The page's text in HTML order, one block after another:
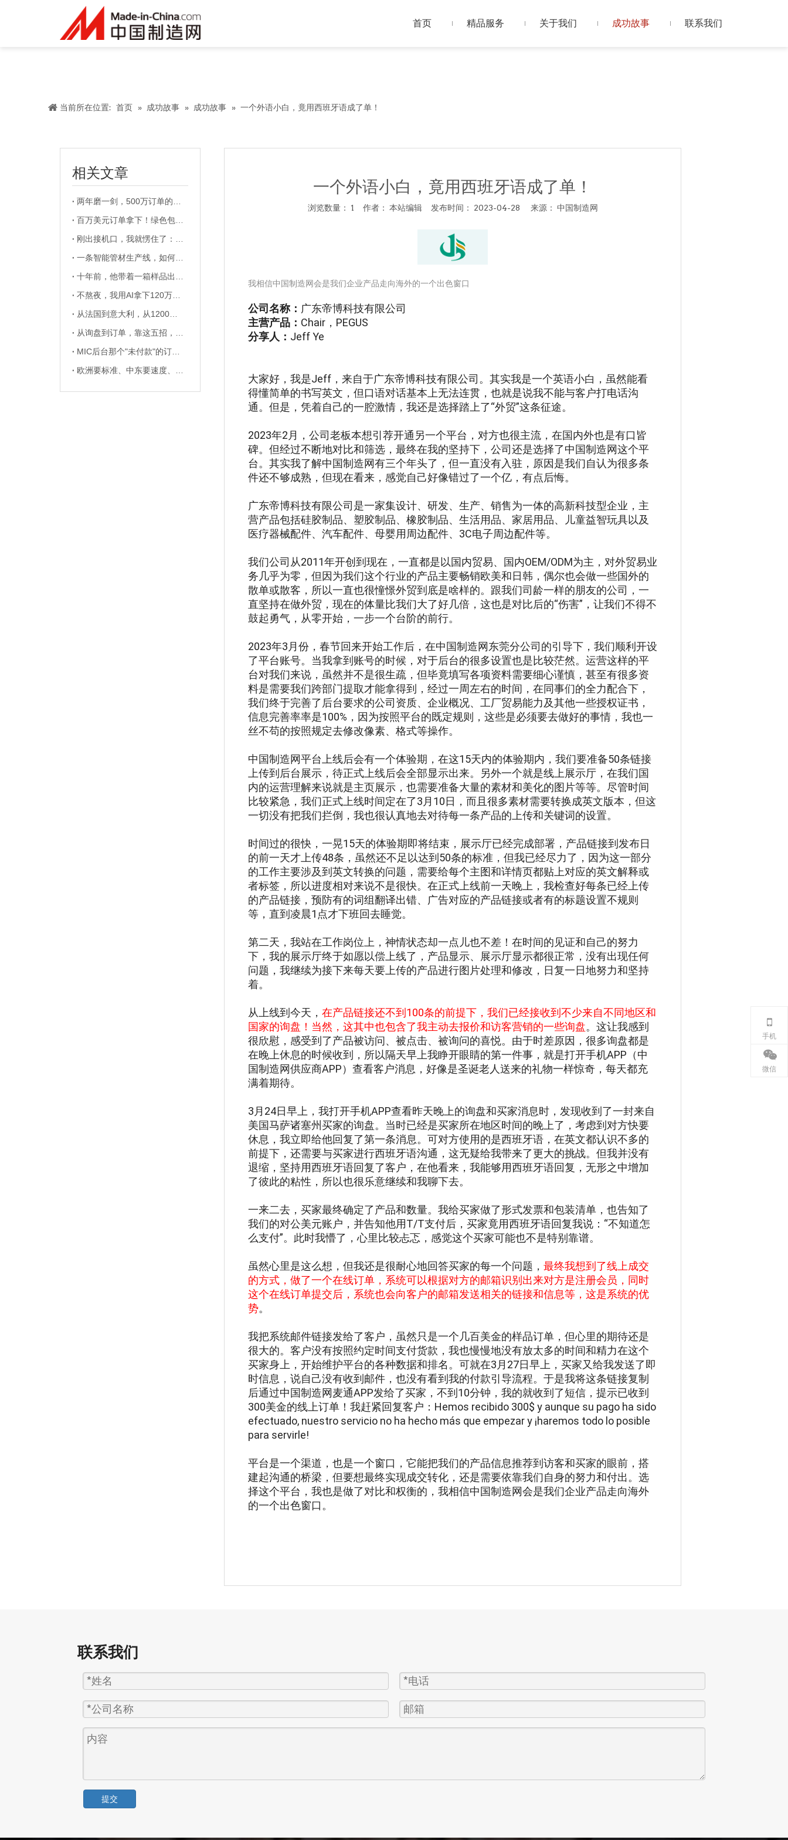
首页 精品服务 关于我们 成功故事 联系我们
当前所在位置: 首页 » 成功故事 » 成功故事 » 一个外语小白，竟用西班牙语成了单！
相关文章
一个外语小白，竟用西班牙语成了单！
浏览数量： 1 作者： 本站编辑 发布时间： 2023-04-28 来源： 中国制造网
我相信中国制造网会是我们企业产品走向海外的一个出色窗口
公司名称： 广东帝博科技有限公司
主营产品： Chair，PEGUS
分享人： Jeff Ye
大家好，我是Jeff，来自于广东帝博科技有限公司。其实我是一个英语小白，虽然能看
得懂简单的书写英文，但口语对话基本上无法连贯，也就是说我不能与客户打电话沟
通。但是，凭着自己的一腔激情，我还是选择踏上了“外贸”这条征途。
2023年2月，公司老板本想引荐开通另一个平台，对方也很主流，在国内外也是有口皆
碑。但经过不断地对比和筛选，最终在我的坚持下，公司还是选择了中国制造网这个平
台。其实我了解中国制造网有三个年头了，但一直没有入驻，原因是我们自认为很多条
件还不够成熟，但现在看来，感觉自己好像错过了一个亿，有点后悔。
广东帝博科技有限公司是一家集设计、研发、生产、销售为一体的高新科技型企业，主
营产品包括硅胶制品、塑胶制品、橡胶制品、生活用品、家居用品、儿童益智玩具以及
医疗器械配件、汽车配件、母婴用周边配件、3C电子周边配件等。
我们公司从2011年开创到现在，一直都是以国内贸易、国内OEM/ODM为主，对外贸易业
务几乎为零，但因为我们这个行业的产品主要畅销欧美和日韩，偶尔也会做一些国外的
散单或散客，所以一直也很憧憬外贸到底是啥样的。跟我们司龄一样的朋友的公司，一
直坚持在做外贸，现在的体量比我们大了好几倍，这也是对比后的“伤害”，让我们不得不
鼓起勇气，从零开始，一步一个台阶的前行。
2023年3月份，春节回来开始工作后，在中国制造网东莞分公司的引导下，我们顺利开设
了平台账号。当我拿到账号的时候，对于后台的很多设置也是比较茫然。运营这样的平
台对我们来说，虽然并不是很生疏，但毕竟填写各项资料需要细心谨慎，甚至有很多资
料是需要我们跨部门提取才能拿得到，经过一周左右的时间，在同事们的全力配合下，
我们终于完善了后台要求的公司资质、企业概况、工厂贸易能力及其他一些授权证书，
信息完善率率是100%，因为按照平台的既定规则，这些是必须要去做好的事情，我也一
丝不苟的按照规定去修改像素、格式等操作。
中国制造网平台上线后会有一个体验期，在这15天内的体验期内，我们要准备50条链接
上传到后台展示，待正式上线后会全部显示出来。另外一个就是线上展示厅，在我们国
内的运营理解来说就是主页展示，也需要准备大量的素材和美化的图片等等。尽管时间
比较紧急，我们正式上线时间定在了3月10日，而且很多素材需要转换成英文版本，但这
一切没有把我们拦倒，我也很认真地去对待每一条产品的上传和关键词的设置。
时间过的很快，一晃15天的体验期即将结束，展示厅已经完成部署，产品链接到发布日
的前一天才上传48条，虽然还不足以达到50条的标准，但我已经尽力了，因为这一部分
的工作主要涉及到英文转换的问题，需要给每个主图和详情页都贴上对应的英文解释或
者标签，所以进度相对来说不是很快。在正式上线前一天晚上，我检查好每条已经上传
的产品链接，预防有的词组翻译出错、广告对应的产品链接或者有的标题设置不规则
等，直到凌晨1点才下班回去睡觉。
第二天，我站在工作岗位上，神情状态却一点儿也不差！在时间的见证和自己的努力
下，我的展示厅终于如愿以偿上线了，产品显示、展示厅显示都很正常，没有出现任何
问题，我继续为接下来每天要上传的产品进行图片处理和修改，日复一日地努力和坚持
着。
从上线到今天， 在产品链接还不到100条的前提下，我们已经接收到不少来自不同地区和
国家的询盘！当然，这其中也包含了我主动去报价和访客营销的一些询盘。这让我感到
很欣慰，感受到了产品被访问、被点击、被询问的喜悦。由于时差原因，很多询盘都是
在晚上休息的时候收到，所以隔天早上我睁开眼睛的第一件事，就是打开手机APP（中
国制造网供应商APP）查看客户消息，好像是圣诞老人送来的礼物一样惊奇，每天都充
满着期待。
3月24日早上，我打开手机APP查看昨天晚上的询盘和买家消息时，发现收到了一封来自
美国马萨诸塞州买家的询盘。当时已经是买家所在地区时间的晚上了，考虑到对方快要
休息，我立即给他回复了第一条消息。可对方使用的是西班牙语，在英文都认识不多的
前提下，还需要与买家进行西班牙语沟通，这无疑给我带来了更大的挑战。但我并没有
退缩，坚持用西班牙语回复了客户，在他看来，我能够用西班牙语回复，无形之中增加
了彼此的粘性，所以也很乐意继续和我聊下去。
一来二去，买家最终确定了产品和数量。我给买家做了形式发票和包装清单，也告知了
我们的对公美元账户，并告知他用T/T支付后，买家竟用西班牙语回复我说：“不知道怎
么支付”。此时我懵了，心里比较忐忑，感觉这个买家可能也不是特别靠谱。
虽然心里是这么想，但我还是很耐心地回答买家的每一个问题， 最终我想到了线上成交
的方式，做了一个在线订单，系统可以根据对方的邮箱识别出来对方是注册会员，同时
这个在线订单提交后，系统也会向客户的邮箱发送相关的链接和信息等，这是系统的优
势。
我把系统邮件链接发给了客户，虽然只是一个几百美金的样品订单，但心里的期待还是
很大的。客户没有按照约定时间支付货款，我也慢慢地没有放太多的时间和精力在这个
买家身上，开始维护平台的各种数据和排名。可就在3月27日早上，买家又给我发送了即
时信息，说自己没有收到邮件，也没有看到我的付款引导流程。于是我将这条链接复制
后通过中国制造网麦通APP发给了买家，不到10分钟，我的就收到了短信，提示已收到
300美金的线上订单！我赶紧回复客户：Hemos recibido 300$ y aunque su pago ha sido
efectuado, nuestro servicio no ha hecho más que empezar y ¡haremos todo lo posible
para servirle!
平台是一个渠道，也是一个窗口，它能把我们的产品信息推荐到访客和买家的眼前，搭
建起沟通的桥梁，但要想最终实现成交转化，还是需要依靠我们自身的努力和付出。选
择这个平台，我也是做了对比和权衡的，我相信中国制造网会是我们企业产品走向海外
的一个出色窗口。
联系我们
提交
手机
微信